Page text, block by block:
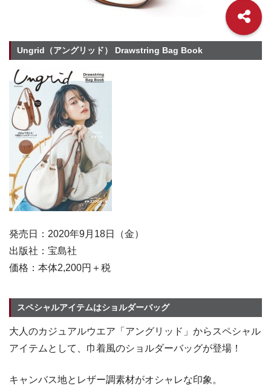
Ungrid（アングリッド） Drawstring Bag Book
発売日：2020年9月18日（金）
出版社：宝島社
価格：本体2,200円＋税
スペシャルアイテムはショルダーバッグ
大人のカジュアルウエア「アングリッド」からスペシャル
アイテムとして、巾着風のショルダーバッグが登場！
キャンバス地とレザー調素材がオシャレな印象。